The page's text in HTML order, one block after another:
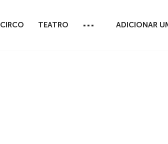
CIRCO TEATRO ... ADICIONAR